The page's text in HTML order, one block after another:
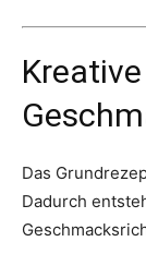
Das
Dadurch